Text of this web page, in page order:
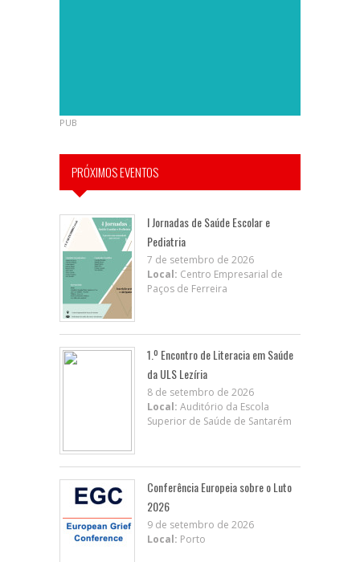
PUB
PRÓXIMOS EVENTOS
I Jornadas de Saúde Escolar e
Pediatria
7 de setembro de 2026
Local: Centro Empresarial de
Paços de Ferreira
1.º Encontro de Literacia em Saúde
da ULS Lezíria
8 de setembro de 2026
Local: Auditório da Escola
Superior de Saúde de Santarém
Conferência Europeia sobre o Luto
2026
9 de setembro de 2026
Local: Porto